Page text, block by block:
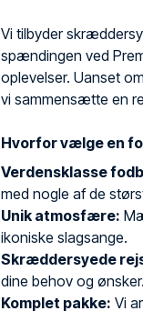
Vi tilbyder
spændingen ved
oplevelser. Uanset
vi sammensætte en
Hvorfor vælge en
Verdensklasse
med nogle af de
Unik atmosfære:
ikoniske slagsange.
Skræddersyede
dine behov og ønsker.
Komplet pakke: Vi